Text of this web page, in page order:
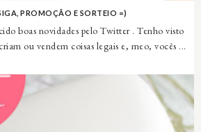
PROMOÇÃO E SORTEIO =)
boas novidades pelo Twitter . Tenho visto
ou vendem coisas legais e, meo, vocês ...